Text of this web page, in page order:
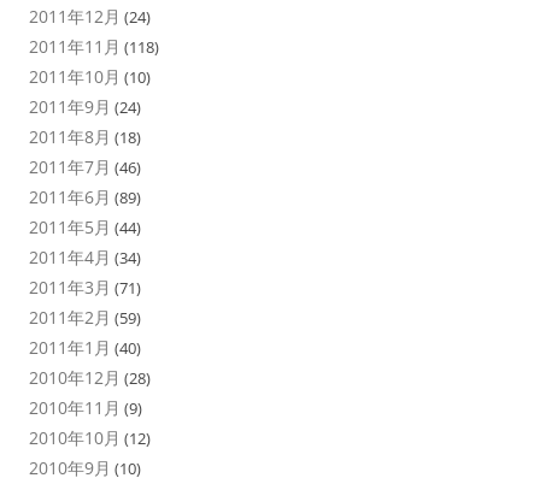
2011年12月 (24)
2011年11月 (118)
2011年10月 (10)
2011年9月 (24)
2011年8月 (18)
2011年7月 (46)
2011年6月 (89)
2011年5月 (44)
2011年4月 (34)
2011年3月 (71)
2011年2月 (59)
2011年1月 (40)
2010年12月 (28)
2010年11月 (9)
2010年10月 (12)
2010年9月 (10)